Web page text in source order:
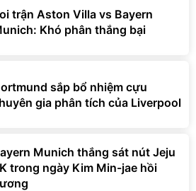
trận Aston Villa vs Bayern
Khó phân thắng bại
sắp bổ nhiệm cựu
gia phân tích của Liverpool
Munich thắng sát nút Jeju
trong ngày Kim Min-jae hồi